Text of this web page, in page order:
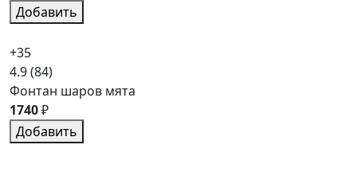
Добавить
+35
4.9(84)
Фонтан шаров мята
1740₽
Добавить